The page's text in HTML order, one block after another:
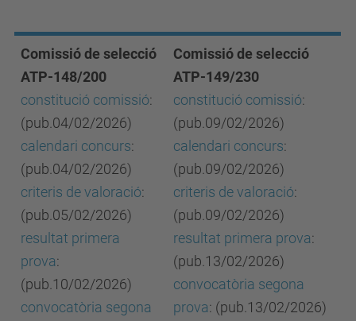
Comissió de selecció
ATP-148/200
constitució comissió:
(pub.04/02/2026)
calendari concurs:
(pub.04/02/2026)
criteris de valoració:
(pub.05/02/2026)
resultat primera
prova:
(pub.10/02/2026)
convocatòria segona
Comissió de selecció
ATP-149/230
constitució comissió:
(pub.09/02/2026)
calendari concurs:
(pub.09/02/2026)
criteris de valoració:
(pub.09/02/2026)
resultat primera prova:
(pub.13/02/2026)
convocatòria segona
prova: (pub.13/02/2026)